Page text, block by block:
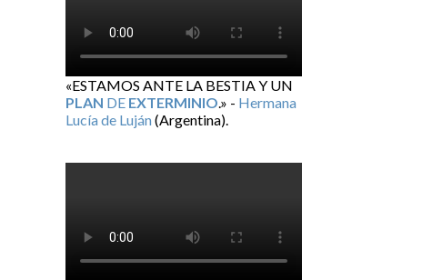
«ESTAMOS ANTE LA BESTIA Y UN
PLAN DE EXTERMINIO.» - Hermana
Lucía de Luján(Argentina).